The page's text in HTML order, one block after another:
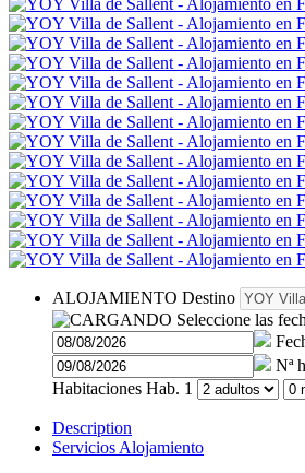
ALOJAMIENTO Destino
Seleccione las
Nª
Habitaciones Hab. 1
Description
Servicios Alojamiento